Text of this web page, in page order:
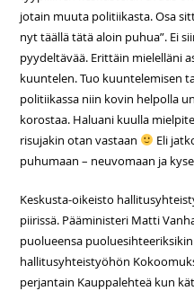
jotain muuta politiikasta. Osa
nyt täällä tätä aloin puhua”. Ei
pyydeltävää. Erittäin mielelläni
kuuntelen. Tuo kuuntelemisen
politiikassa niin kovin helpolla
korostaa. Haluani kuulla
risujakin otan vastaan
Eli
puhumaan – neuvomaan ja
Keskusta-oikeisto
piirissä. Pääministeri Matti
puolueensa
hallitusyhteistyöhön
perjantain Kauppalehteä kun